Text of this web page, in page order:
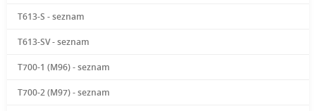
T613-S - seznam
T613-SV - seznam
T700-1 (M96) - seznam
T700-2 (M97) - seznam